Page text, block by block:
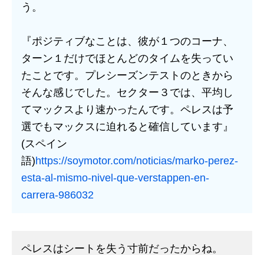
う。
『ポジティブなことは、彼が１つのコーナ、
ターン１だけでほとんどのタイムを失ってい
たことです。プレシーズンテストのときから
そんな感じでした。セクター３では、平均し
てマックスより速かったんです。ペレスは予
選でもマックスに迫れると確信しています』
(スペイン
語)https://soymotor.com/noticias/marko-perez-
esta-al-mismo-nivel-que-verstappen-en-
carrera-986032
ペレスはシートを失う寸前だったからね。